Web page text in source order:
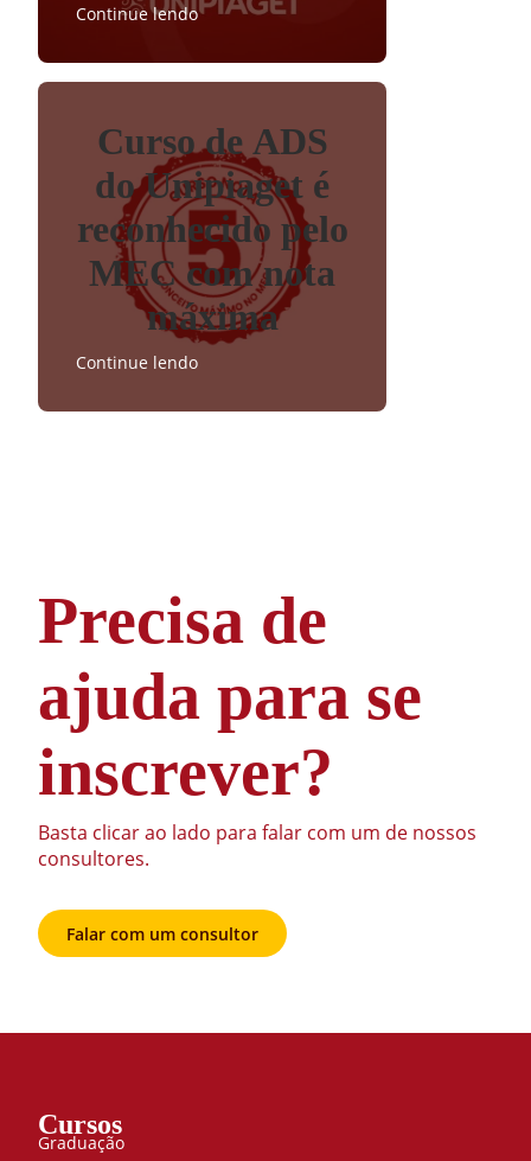
Continue lendo
Curso de ADS
do Unipiaget é
reconhecido pelo
MEC com nota
máxima
Continue lendo
Precisa de
ajuda para se
inscrever?
Basta clicar ao lado para falar com um de nossos
consultores.
Falar com um consultor
Cursos
Graduação